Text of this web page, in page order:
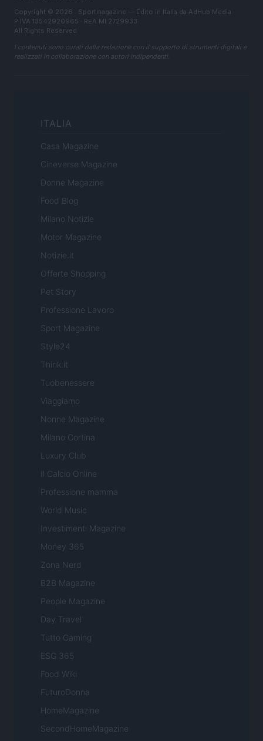
Copyright © 2026 · Sportmagazine — Edito in Italia da AdHub Media
P.IVA 13542920965 · REA MI 2729933
All Rights Reserved
I contenuti sono curati dalla redazione con il supporto di strumenti digitali e
realizzati in collaborazione con autori indipendenti.
ITALIA
Casa Magazine
Cineverse Magazine
Donne Magazine
Food Blog
Milano Notizie
Motor Magazine
Notizie.it
Offerte Shopping
Pet Story
Professione Lavoro
Sport Magazine
Style24
Think.it
Tuobenessere
Viaggiamo
Nonne Magazine
Milano Cortina
Luxury Club
Il Calcio Online
Professione mamma
World Music
Investimenti Magazine
Money 365
Zona Nerd
B2B Magazine
People Magazine
Day Travel
Tutto Gaming
ESG 365
Food Wiki
FuturoDonna
HomeMagazine
SecondHomeMagazine